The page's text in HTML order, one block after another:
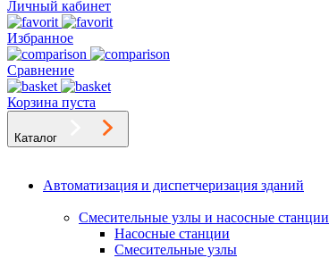
Личный кабинет
Избранное
Сравнение
Корзина пуста
Каталог
Автоматизация и диспетчеризация зданий
Смесительные узлы и насосные станции
Насосные станции
Смесительные узлы